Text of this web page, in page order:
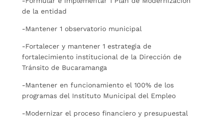
de la entidad
-Mantener 1 observatorio municipal
-Fortalecer y mantener 1 estrategia de
fortalecimiento institucional de la Dirección de
Tránsito de Bucaramanga
-Mantener en funcionamiento el 100% de los
programas del Instituto Municipal del Empleo
-Modernizar el proceso financiero y presupuestal